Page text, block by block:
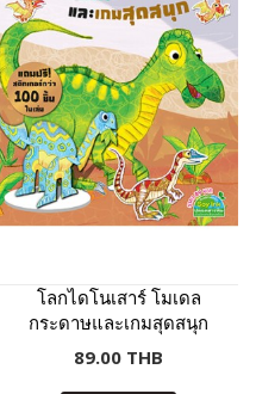
โลกไดโนเสาร์ โมเดล
กระดาษและเกมสุดสนุก
89.00 THB